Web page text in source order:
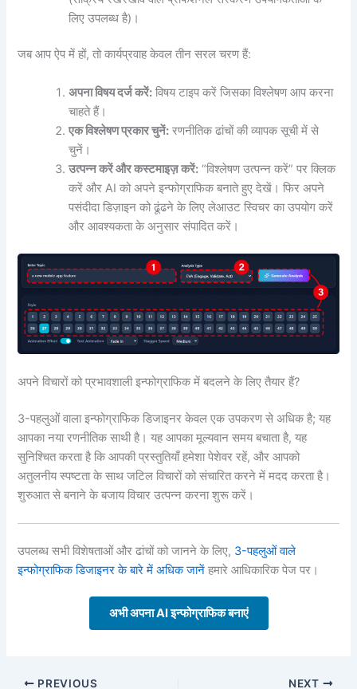
लिए उपलब्ध है)।
जब आप ऐप में हों, तो कार्यप्रवाह केवल तीन सरल चरण हैं:
अपना विषय दर्ज करें: विषय टाइप करें जिसका विश्लेषण आप करना
चाहते हैं।
एक विश्लेषण प्रकार चुनें: रणनीतिक ढांचों की व्यापक सूची में से
चुनें।
उत्पन्न करें और कस्टमाइज़ करें: “विश्लेषण उत्पन्न करें” पर क्लिक
करें और AI को अपने इन्फोग्राफिक बनाते हुए देखें। फिर अपने
पसंदीदा डिज़ाइन को ढूंढने के लिए लेआउट स्विचर का उपयोग करें
और आवश्यकता के अनुसार संपादित करें।
अपने विचारों को प्रभावशाली इन्फोग्राफिक में बदलने के लिए तैयार हैं?
3-पहलुओं वाला इन्फोग्राफिक डिजाइनर केवल एक उपकरण से अधिक है; यह
आपका नया रणनीतिक साथी है। यह आपका मूल्यवान समय बचाता है, यह
सुनिश्चित करता है कि आपकी प्रस्तुतियाँ हमेशा पेशेवर रहें, और आपको
अतुलनीय स्पष्टता के साथ जटिल विचारों को संचारित करने में मदद करता है।
शुरुआत से बनाने के बजाय विचार उत्पन्न करना शुरू करें।
उपलब्ध सभी विशेषताओं और ढांचों को जानने के लिए, 3-पहलुओं वाले
इन्फोग्राफिक डिजाइनर के बारे में अधिक जानें हमारे आधिकारिक पेज पर।
अभी अपना AI इन्फोग्राफिक बनाएं
PREVIOUS NEXT